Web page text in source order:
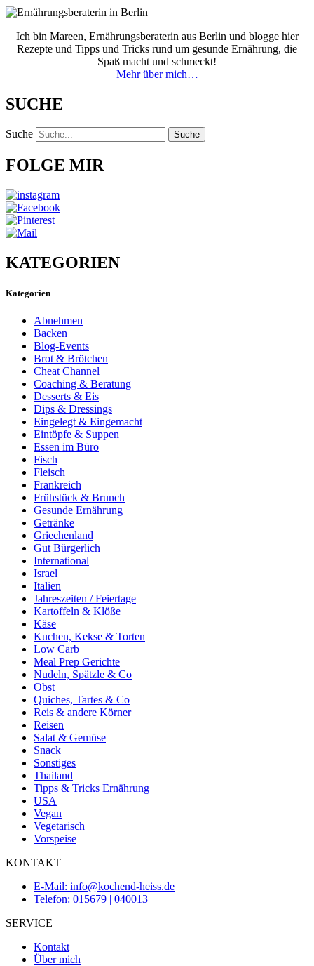
Ich bin Mareen, Ernährungsberaterin aus Berlin und blogge hier
Rezepte und Tipps und Tricks rund um gesunde Ernährung, die
Spaß macht und schmeckt!
Mehr über mich…
SUCHE
Suche Suche
FOLGE MIR
KATEGORIEN
Kategorien
Abnehmen
Backen
Blog-Events
Brot & Brötchen
Cheat Channel
Coaching & Beratung
Desserts & Eis
Dips & Dressings
Eingelegt & Eingemacht
Eintöpfe & Suppen
Essen im Büro
Fisch
Fleisch
Frankreich
Frühstück & Brunch
Gesunde Ernährung
Getränke
Griechenland
Gut Bürgerlich
International
Israel
Italien
Jahreszeiten / Feiertage
Kartoffeln & Klöße
Käse
Kuchen, Kekse & Torten
Low Carb
Meal Prep Gerichte
Nudeln, Spätzle & Co
Obst
Quiches, Tartes & Co
Reis & andere Körner
Reisen
Salat & Gemüse
Snack
Sonstiges
Thailand
Tipps & Tricks Ernährung
USA
Vegan
Vegetarisch
Vorspeise
KONTAKT
E-Mail: info@kochend-heiss.de
Telefon: 015679 | 040013
SERVICE
Kontakt
Über mich